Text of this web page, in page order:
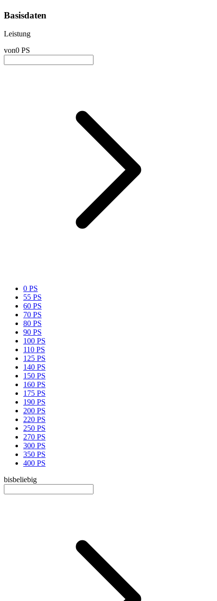
Basisdaten
Leistung
von0 PS
0 PS
55 PS
60 PS
70 PS
80 PS
90 PS
100 PS
110 PS
125 PS
140 PS
150 PS
160 PS
175 PS
190 PS
200 PS
220 PS
250 PS
270 PS
300 PS
350 PS
400 PS
bisbeliebig